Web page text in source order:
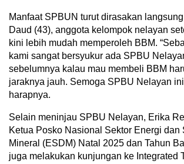
Manfaat SPBUN turut dirasakan
Daud (43), anggota kelompok nelayan
kini lebih mudah memperoleh BBM.
kami sangat bersyukur ada SPBU
sebelumnya kalau mau membeli BBM
jaraknya jauh. Semoga SPBU Nelayan
harapnya.
Selain meninjau SPBU Nelayan, Erika
Ketua Posko Nasional Sektor Energi dan
Mineral (ESDM) Natal 2025 dan Tahun
juga melakukan kunjungan ke Integrated